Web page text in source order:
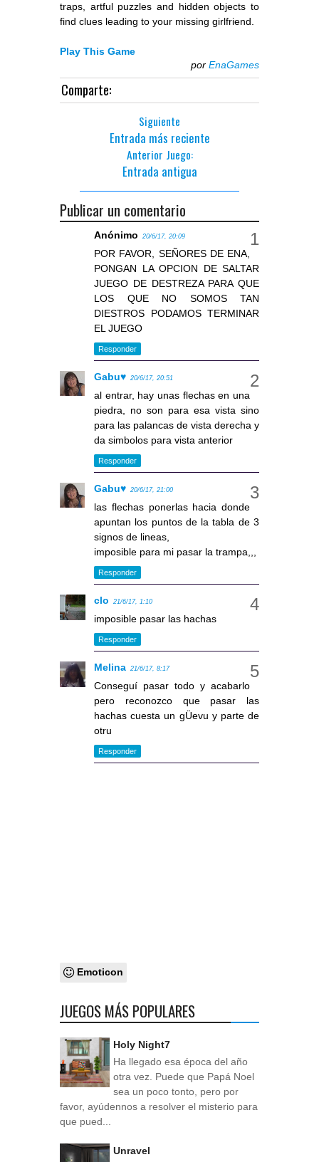
traps, artful puzzles and hidden objects to
find clues leading to your missing girlfriend.
Play This Game
por EnaGames
Comparte:
Siguiente
Entrada más reciente
Anterior Juego:
Entrada antigua
Publicar un comentario
Anónimo 20/6/17, 20:09
POR FAVOR, SEÑORES DE ENA,
PONGAN LA OPCION DE SALTAR
JUEGO DE DESTREZA PARA QUE
LOS QUE NO SOMOS TAN
DIESTROS PODAMOS TERMINAR
EL JUEGO
Responder
Gabu♥ 20/6/17, 20:51
al entrar, hay unas flechas en una
piedra, no son para esa vista sino
para las palancas de vista derecha y
da simbolos para vista anterior
Responder
Gabu♥ 20/6/17, 21:00
las flechas ponerlas hacia donde
apuntan los puntos de la tabla de 3
signos de lineas,
imposible para mi pasar la trampa,,,
Responder
clo 21/6/17, 1:10
imposible pasar las hachas
Responder
Melina 21/6/17, 8:17
Conseguí pasar todo y acabarlo
pero reconozco que pasar las
hachas cuesta un gÜevu y parte de
otru
Responder
Emoticon
JUEGOS MÁS POPULARES
Holy Night7
Ha llegado esa época del año
otra vez. Puede que Papá Noel
sea un poco tonto, pero por
favor, ayúdennos a resolver el misterio para
que pued...
Unravel